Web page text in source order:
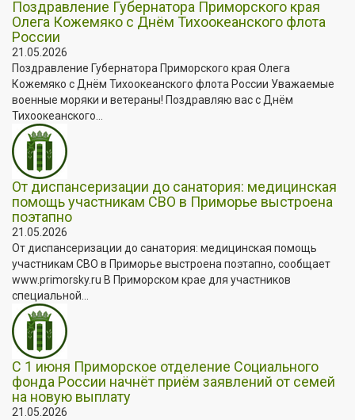
Поздравление Губернатора Приморского края
Олега Кожемяко с Днём Тихоокеанского флота
России
21.05.2026
Поздравление Губернатора Приморского края Олега
Кожемяко с Днём Тихоокеанского флота России Уважаемые
военные моряки и ветераны! Поздравляю вас с Днём
Тихоокеанского...
От диспансеризации до санатория: медицинская
помощь участникам СВО в Приморье выстроена
поэтапно
21.05.2026
От диспансеризации до санатория: медицинская помощь
участникам СВО в Приморье выстроена поэтапно, сообщает
www.primorsky.ru В Приморском крае для участников
специальной...
С 1 июня Приморское отделение Социального
фонда России начнёт приём заявлений от семей
на новую выплату
21.05.2026